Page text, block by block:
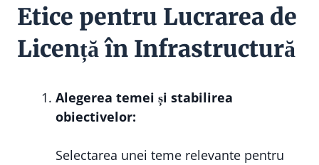
Etice pentru Lucrarea de
Licență în Infrastructură
Alegerea temei și stabilirea
obiectivelor:
Selectarea unei teme relevante pentru